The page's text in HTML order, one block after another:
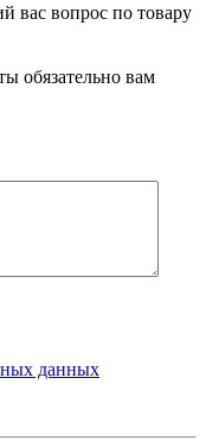
вас вопрос по товару
обязательно вам
данных